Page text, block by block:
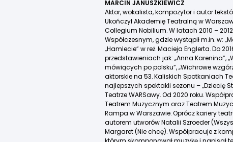
MARCIN JANUSZKIEWICZ
Aktor, wokalista, kompozytor i autor
Ukończył Akademię Teatralną w
Collegium Nobilium. W latach 2010 –
Współczesnym, gdzie wystąpił m.in. w:
„Hamlecie” w reż. Macieja Englerta. Do
przedstawieniach jak: „Anna Karenina”,
mówiących po polsku”, „Wichrowe
aktorskie na 53. Kaliskich Spotkaniach
najlepszych spektakli sezonu – „Dziecię
Teatrze WARSawy. Od 2020 roku.
Teatrem Muzycznym oraz Teatrem
Rampa w Warszawie. Oprócz kariery
autorem utworów Natalii Szroeder
Margaret (Nie chcę). Współpracuje z